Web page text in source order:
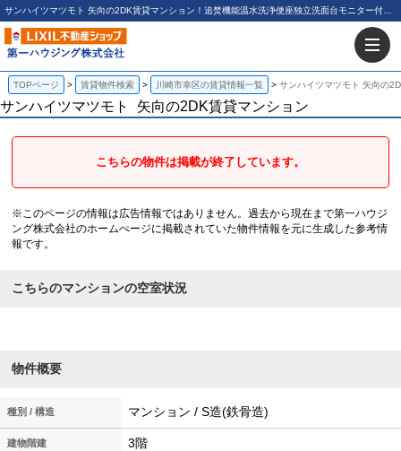
TOPページ 賃貸物件検索 川崎市幸区の賃貸情報一覧 サンハイツマツモト 矢向の
サンハイツマツモト 矢向の2DK賃貸マンション
こちらの物件は掲載が終了しています。
※このページの情報は広告情報ではありません。過去から現在まで第一ハウジ
ング株式会社のホームぺージに掲載されていた物件情報を元に生成した参考情
報です。
こちらのマンションの空室状況
物件概要
種別 / 構造 マンション / S造(鉄骨造)
建物階建 3階